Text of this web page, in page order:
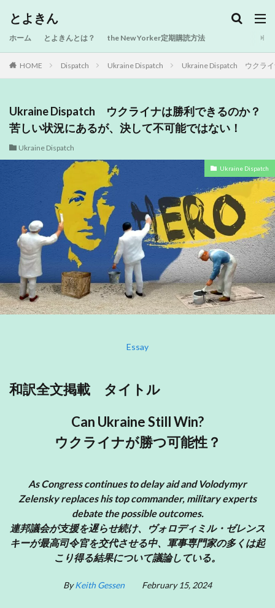
とよきん
ホーム とよきんとは？ the New Yorker定期購読方法
HOME Dispatch Ukraine Dispatch Ukraine Dispatch ウクライ
Ukraine Dispatch ウクライナは勝利できるのか？
苦しい状況にあるが、決して不可能ではない！
Ukraine Dispatch
Ukraine Dispatch
Essay
和訳全文掲載 タイトル
Can Ukraine Still Win?
ウクライナが勝つ可能性？
As Congress continues to delay aid and Volodymyr
Zelensky replaces his top commander, military experts
debate the possible outcomes.
連邦議会が支援を遅らせ続け、ヴォロディミル・ゼレンス
キーが最高司令官を交代させる中、軍事専門家の多くは起
こり得る結果について議論している。
ByKeith Gessen February 15, 2024